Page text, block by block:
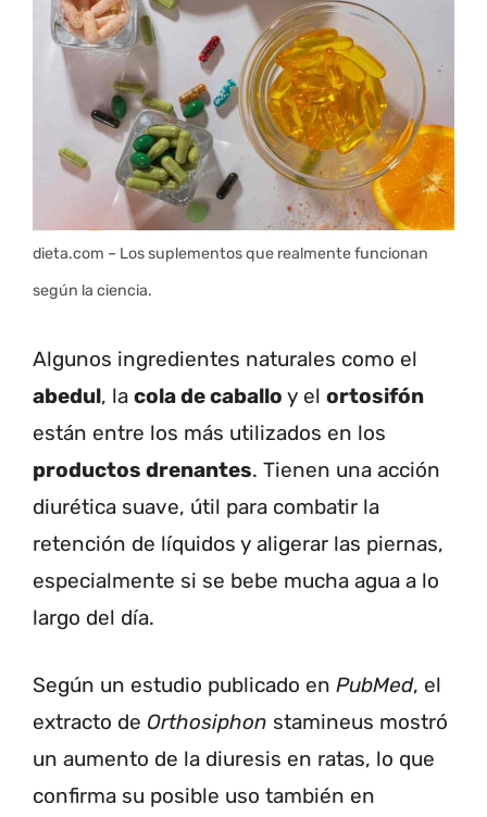
dieta.com – Los suplementos que realmente funcionan
según la ciencia.
Algunos ingredientes naturales como el
abedul, la cola de caballo y el ortosifón
están entre los más utilizados en los
productos drenantes. Tienen una acción
diurética suave, útil para combatir la
retención de líquidos y aligerar las piernas,
especialmente si se bebe mucha agua a lo
largo del día.
Según un estudio publicado en PubMed, el
extracto de Orthosiphon stamineus mostró
un aumento de la diuresis en ratas, lo que
confirma su posible uso también en